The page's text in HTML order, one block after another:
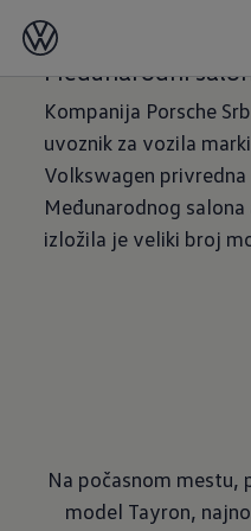
20.03.2025.
Međunarodni
Kompanija Porsche
uvoznik za vozila
Volkswagen
Međunarodnog
izložila je veliki broj
Na počasnom
model Tayron,